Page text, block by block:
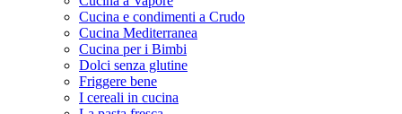
Cucina e condimenti a Crudo
Cucina Mediterranea
Cucina per i Bimbi
Dolci senza glutine
Friggere bene
I cereali in cucina